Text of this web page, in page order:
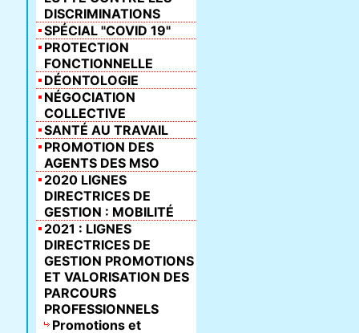
DISCRIMINATIONS
SPÉCIAL "COVID 19"
PROTECTION
FONCTIONNELLE
DÉONTOLOGIE
NÉGOCIATION
COLLECTIVE
SANTÉ AU TRAVAIL
PROMOTION DES
AGENTS DES MSO
2020 LIGNES
DIRECTRICES DE
GESTION : MOBILITÉ
2021 : LIGNES
DIRECTRICES DE
GESTION PROMOTIONS
ET VALORISATION DES
PARCOURS
PROFESSIONNELS
Promotions et